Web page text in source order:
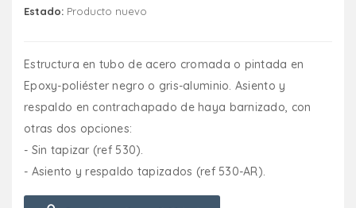
Estado: Producto nuevo
Estructura en tubo de acero cromada o pintada en
Epoxy-poliéster negro o gris-aluminio. Asiento y
respaldo en contrachapado de haya barnizado, con
otras dos opciones:
- Sin tapizar (ref 530).
- Asiento y respaldo tapizados (ref 530-AR).